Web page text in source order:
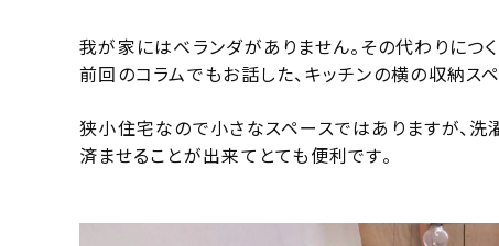
我が家にはベランダがありません。その代わりにつく
前回のコラムでもお話した、キッチンの横の収納ス
狭小住宅なので小さなスペースではありますが、
済ませることが出来てとても便利です。